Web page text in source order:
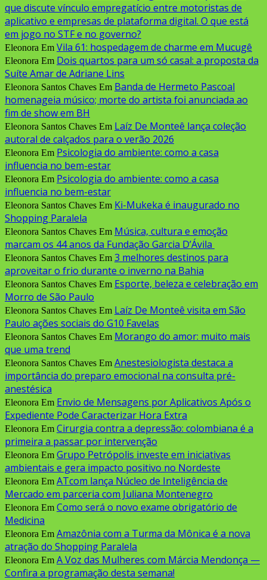
que discute vínculo empregatício entre motoristas de
aplicativo e empresas de plataforma digital. O que está
em jogo no STF e no governo?
Eleonora Em Vila 61: hospedagem de charme em Mucugê
Eleonora Em Dois quartos para um só casal: a proposta da
Suíte Amar de Adriane Lins
Eleonora Santos Chaves Em Banda de Hermeto Pascoal
homenageia músico; morte do artista foi anunciada ao
fim de show em BH
Eleonora Santos Chaves Em Laíz De Monteê lança coleção
autoral de calçados para o verão 2026
Eleonora Em Psicologia do ambiente: como a casa
influencia no bem-estar
Eleonora Em Psicologia do ambiente: como a casa
influencia no bem-estar
Eleonora Santos Chaves Em Ki-Mukeka é inaugurado no
Shopping Paralela
Eleonora Santos Chaves Em Música, cultura e emoção
marcam os 44 anos da Fundação Garcia D’Ávila
Eleonora Santos Chaves Em 3 melhores destinos para
aproveitar o frio durante o inverno na Bahia
Eleonora Santos Chaves Em Esporte, beleza e celebração em
Morro de São Paulo
Eleonora Santos Chaves Em Laíz De Monteê visita em São
Paulo ações sociais do G10 Favelas
Eleonora Santos Chaves Em Morango do amor: muito mais
que uma trend
Eleonora Santos Chaves Em Anestesiologista destaca a
importância do preparo emocional na consulta pré-
anestésica
Eleonora Em Envio de Mensagens por Aplicativos Após o
Expediente Pode Caracterizar Hora Extra
Eleonora Em Cirurgia contra a depressão: colombiana é a
primeira a passar por intervenção
Eleonora Em Grupo Petrópolis investe em iniciativas
ambientais e gera impacto positivo no Nordeste
Eleonora Em ATcom lança Núcleo de Inteligência de
Mercado em parceria com Juliana Montenegro
Eleonora Em Como será o novo exame obrigatório de
Medicina
Eleonora Em Amazônia com a Turma da Mônica é a nova
atração do Shopping Paralela
Eleonora Em A Voz das Mulheres com Márcia Mendonça —
Confira a programação desta semana!